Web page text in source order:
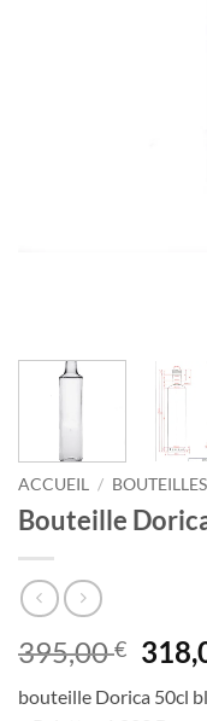
ACCUEIL / BOUTEILLES
Bouteille
395,00€ Le
prix
bouteille Dorica 50cl